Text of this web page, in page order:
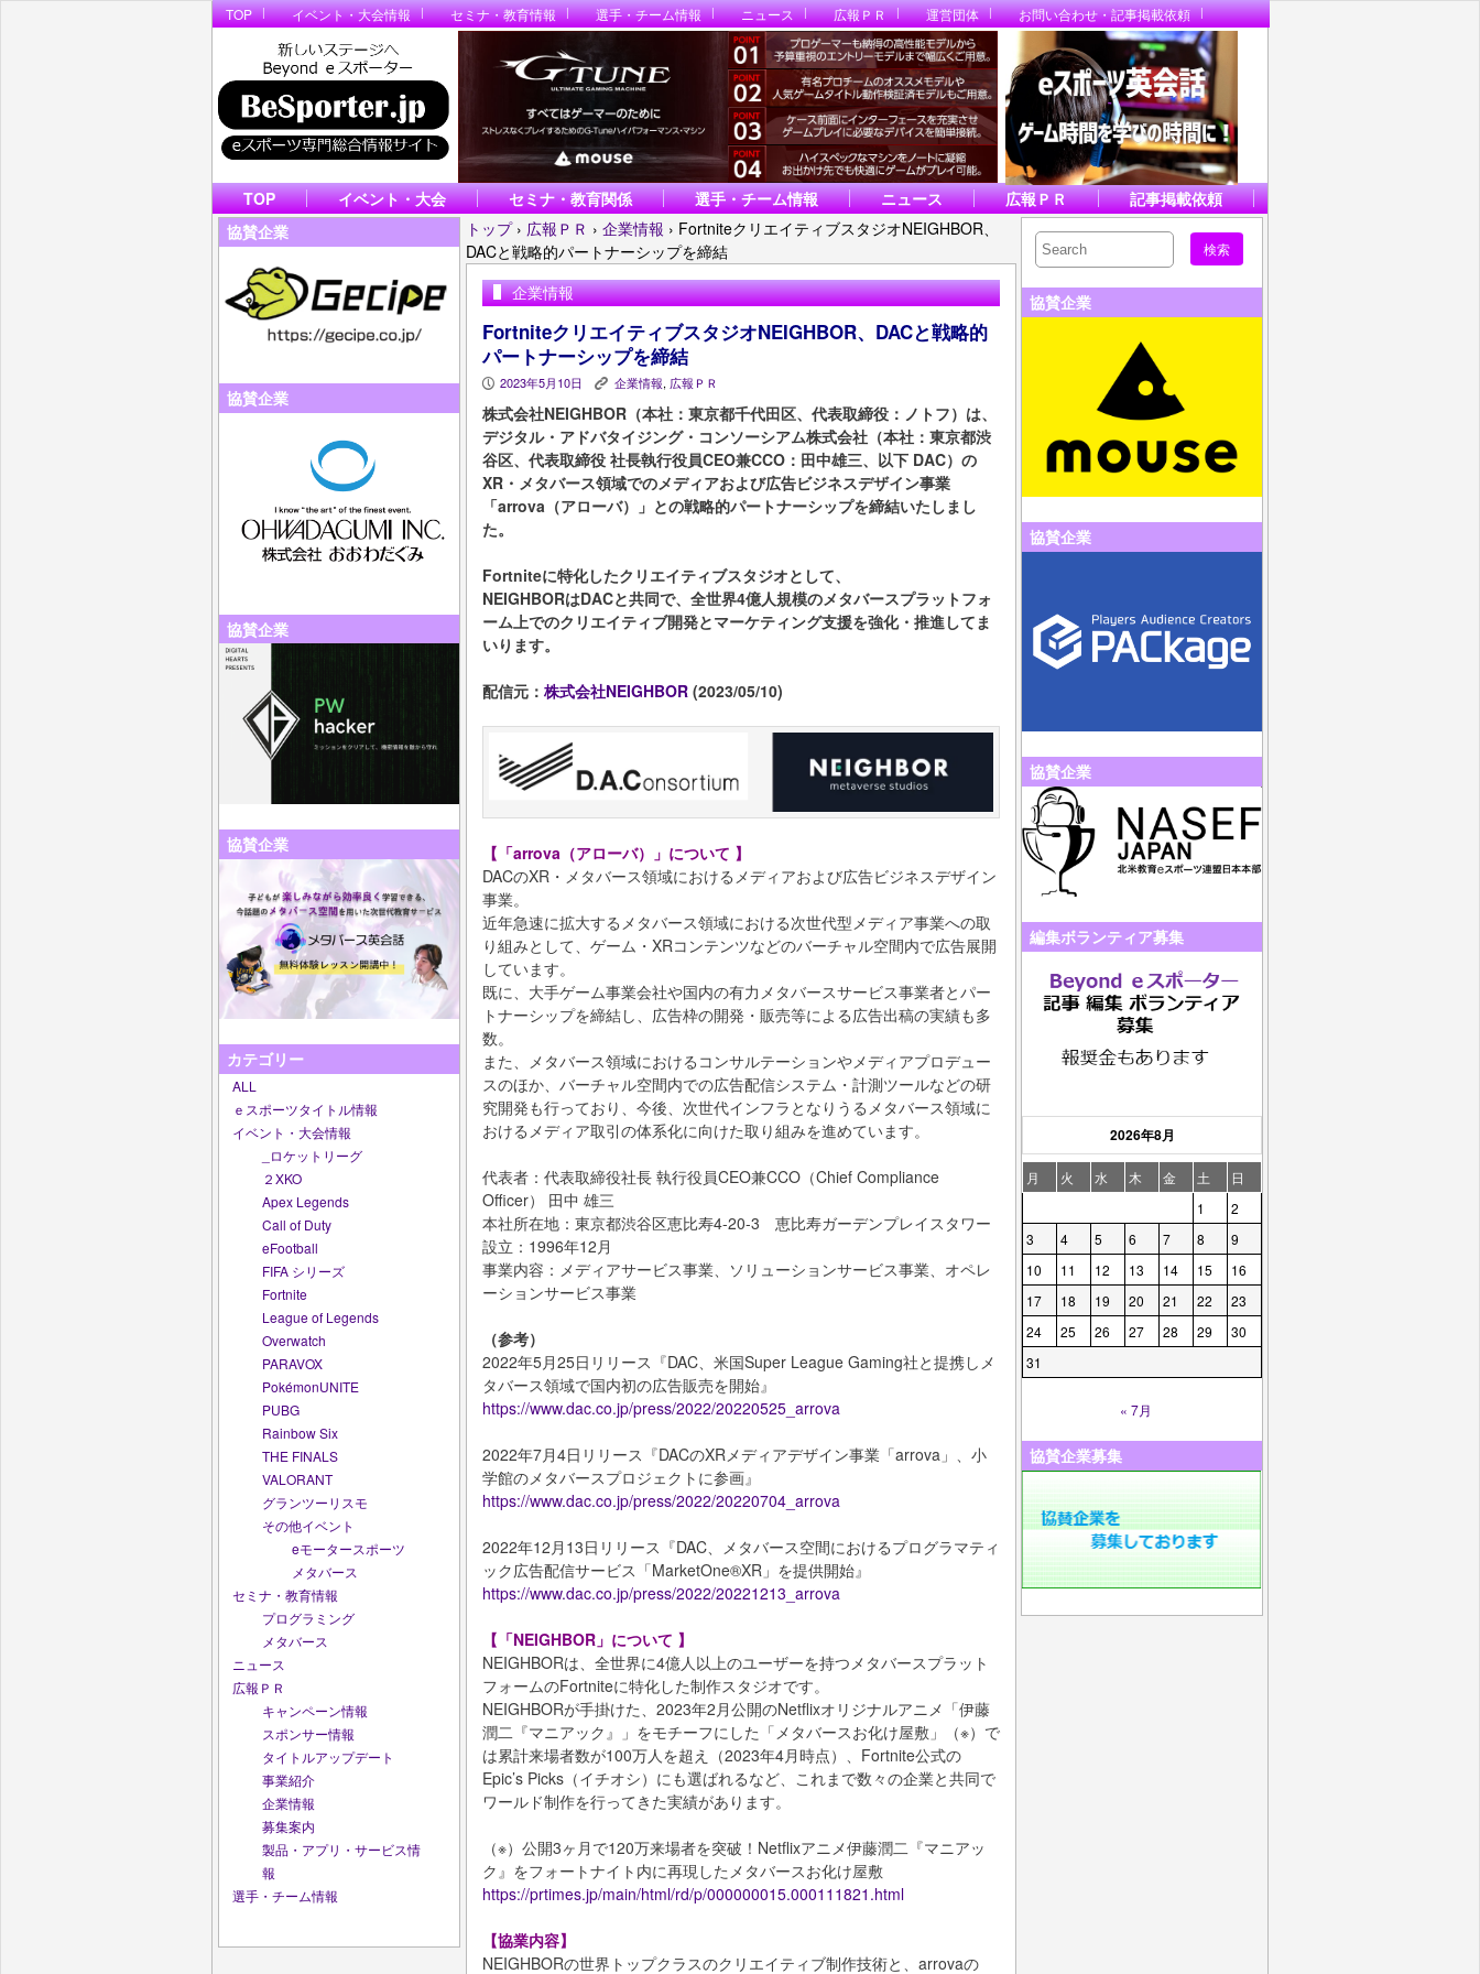
TOP イベント・大会情報 セミナ・教育情報 選手・チーム情報 ニュース 広報ＰＲ 運営団体 お問い合わせ・記事掲載依頼
TOP イベント・大会 セミナ・教育関係 選手・チーム情報 ニュース 広報ＰＲ
記事掲載依頼
協賛企業
協賛企業
協賛企業
協賛企業
カテゴリー
ALL
ｅスポーツタイトル情報
イベント・大会情報
_ロケットリーグ
２XKO
Apex Legends
Call of Duty
eFootball
FIFA シリーズ
Fortnite
League of Legends
Overwatch
PARAVOX
PokémonUNITE
PUBG
Rainbow Six
THE FINALS
VALORANT
グランツーリスモ
その他イベント
eモータースポーツ
メタバース
セミナ・教育情報
プログラミング
メタバース
ニュース
広報ＰＲ
キャンペーン情報
スポンサー情報
タイトルアップデート
事業紹介
企業情報
募集案内
製品・アプリ・サービス情
報
選手・チーム情報
トップ › 広報ＰＲ › 企業情報 › FortniteクリエイティブスタジオNEIGHBOR、
DACと戦略的パートナーシップを締結
企業情報
FortniteクリエイティブスタジオNEIGHBOR、DACと戦略的
パートナーシップを締結
P 2023年5月10日 K 企業情報, 広報ＰＲ
株式会社NEIGHBOR（本社：東京都千代田区、代表取締役：ノトフ）は、
デジタル・アドバタイジング・コンソーシアム株式会社（本社：東京都渋
谷区、代表取締役 社長執行役員CEO兼CCO：田中雄三、以下 DAC）の
XR・メタバース領域でのメディアおよび広告ビジネスデザイン事業
「arrova（アローバ）」との戦略的パートナーシップを締結いたしまし
た。
Fortniteに特化したクリエイティブスタジオとして、
NEIGHBORはDACと共同で、全世界4億人規模のメタバースプラットフォ
ーム上でのクリエイティブ開発とマーケティング支援を強化・推進してま
いります。
配信元： 株式会社NEIGHBOR (2023/05/10)
【「arrova（アローバ）」について 】
DACのXR・メタバース領域におけるメディアおよび広告ビジネスデザイン
事業。
近年急速に拡大するメタバース領域における次世代型メディア事業への取
り組みとして、ゲーム・XRコンテンツなどのバーチャル空間内で広告展開
しています。
既に、大手ゲーム事業会社や国内の有力メタバースサービス事業者とパー
トナーシップを締結し、広告枠の開発・販売等による広告出稿の実績も多
数。
また、メタバース領域におけるコンサルテーションやメディアプロデュー
スのほか、バーチャル空間内での広告配信システム・計測ツールなどの研
究開発も行っており、今後、次世代インフラとなりうるメタバース領域に
おけるメディア取引の体系化に向けた取り組みを進めています。
代表者：代表取締役社長 執行役員CEO兼CCO（Chief Compliance
Officer） 田中 雄三
本社所在地：東京都渋谷区恵比寿4-20-3 恵比寿ガーデンプレイスタワー
設立：1996年12月
事業内容：メディアサービス事業、ソリューションサービス事業、オペレ
ーションサービス事業
（参考）
2022年5月25日リリース『DAC、米国Super League Gaming社と提携しメ
タバース領域で国内初の広告販売を開始』
https://www.dac.co.jp/press/2022/20220525_arrova
2022年7月4日リリース『DACのXRメディアデザイン事業「arrova」、小
学館のメタバースプロジェクトに参画』
https://www.dac.co.jp/press/2022/20220704_arrova
2022年12月13日リリース『DAC、メタバース空間におけるプログラマティ
ック広告配信サービス「MarketOne®XR」を提供開始』
https://www.dac.co.jp/press/2022/20221213_arrova
【「NEIGHBOR」について 】
NEIGHBORは、全世界に4億人以上のユーザーを持つメタバースプラット
フォームのFortniteに特化した制作スタジオです。
NEIGHBORが手掛けた、2023年2月公開のNetflixオリジナルアニメ「伊藤
潤二『マニアック』」をモチーフにした「メタバースお化け屋敷」（※）で
は累計来場者数が100万人を超え（2023年4月時点）、Fortnite公式の
Epic’s Picks（イチオシ）にも選ばれるなど、これまで数々の企業と共同で
ワールド制作を行ってきた実績があります。
（※）公開3ヶ月で120万来場者を突破！Netflixアニメ伊藤潤二『マニアッ
ク』をフォートナイト内に再現したメタバースお化け屋敷
https://prtimes.jp/main/html/rd/p/000000015.000111821.html
【協業内容】
NEIGHBORの世界トップクラスのクリエイティブ制作技術と、arrovaの
協賛企業
協賛企業
協賛企業
編集ボランティア募集
2026年8月
月 火 水 木 金 土
日
1
2
3
4 5 6 7 8
9
10
11 12 13 14 15
16
17
18 19 20 21 22
23
24
25 26 27 28 29
30
31
« 7月
協賛企業募集